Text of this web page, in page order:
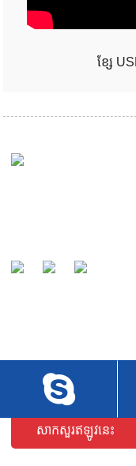
ខ្សែ
សម្រាប់ការសាកសួរអំពីផលិត
អ្នកមកយើងខ្ញុំ ហើយយើងនឹង
សាកសួរឥឡូវនេះ